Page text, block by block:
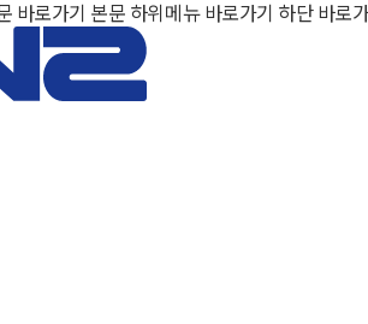
바로가기 본문 하위메뉴 바로가기 하단 바로